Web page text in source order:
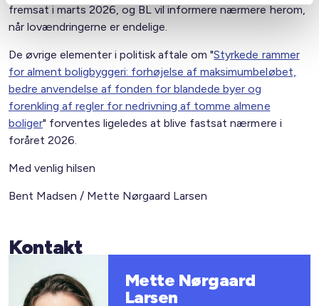
fremsat i marts 2026, og BL vil informere nærmere herom,
når lovændringerne er endelige.
De øvrige elementer i politisk aftale om "Styrkede rammer
for alment boligbyggeri: forhøjelse af maksimumbeløbet,
bedre anvendelse af fonden for blandede byer og
forenkling af regler for nedrivning af tomme almene
boliger" forventes ligeledes at blive fastsat nærmere i
foråret 2026.
Med venlig hilsen
Bent Madsen / Mette Nørgaard Larsen
Kontakt
Mette Nørgaard
Larsen